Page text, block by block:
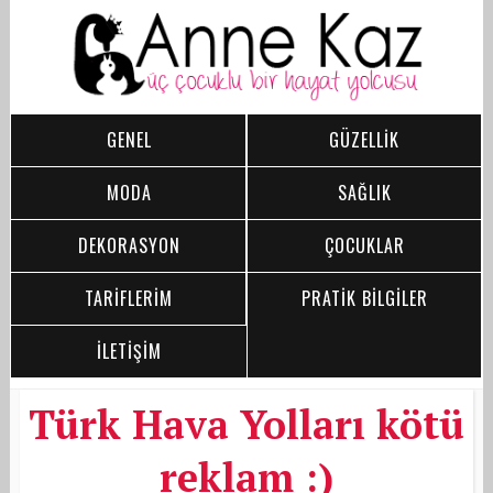
GENEL
GÜZELLİK
MODA
SAĞLIK
DEKORASYON
ÇOCUKLAR
TARİFLERİM
PRATİK BİLGİLER
İLETİŞİM
Türk Hava Yolları kötü
reklam :)